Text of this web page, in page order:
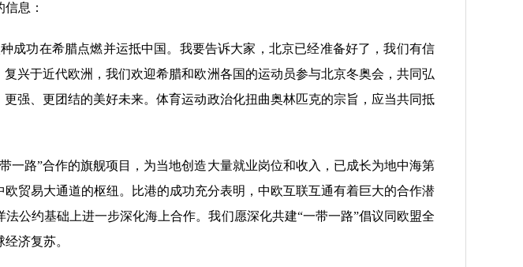
息：
功在希腊点燃并运抵中国。我要告诉大家，北京已经准备好了，我们有信
兴于近代欧洲，我们欢迎希腊和欧洲各国的运动员参与北京冬奥会，共同弘
强、更团结的美好未来。体育运动政治化扭曲奥林匹克的宗旨，应当共同抵
路”合作的旗舰项目，为当地创造大量就业岗位和收入，已成长为地中海第
贸易大通道的枢纽。比港的成功充分表明，中欧互联互通有着巨大的合作潜
公约基础上进一步深化海上合作。我们愿深化共建“一带一路”倡议同欧盟全
济复苏。